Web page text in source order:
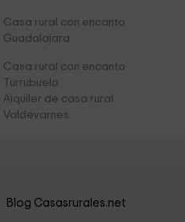
Casa rural con encanto
Guadalajara
Casa rural con encanto
Turrubuelo
Alquiler de casa rural
Valdevarnes
Blog Casasrurales.net